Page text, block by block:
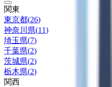
関東
東京都(26)
神奈川県(11)
埼玉県(7)
千葉県(2)
茨城県(2)
栃木県(2)
関西